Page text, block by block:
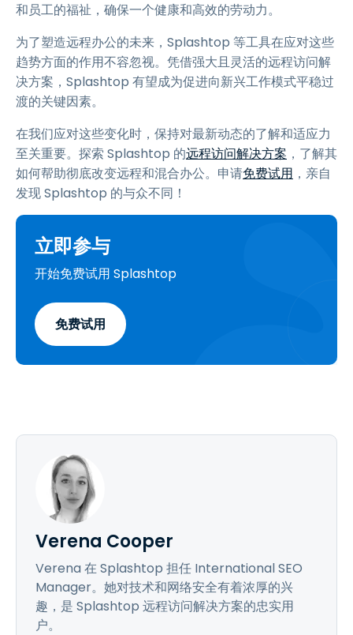
和员工的福祉，确保一个健康和高效的劳动力。
为了塑造远程办公的未来，Splashtop 等工具在应对这些
趋势方面的作用不容忽视。凭借强大且灵活的远程访问解
决方案，Splashtop 有望成为促进向新兴工作模式平稳过
渡的关键因素。
在我们应对这些变化时，保持对最新动态的了解和适应力
至关重要。探索 Splashtop 的远程访问解决方案 ，了解其
如何帮助彻底改变远程和混合办公。申请免费试用 ，亲自
发现 Splashtop 的与众不同！
立即参与
开始免费试用 Splashtop
免费试用
Verena Cooper
Verena 在 Splashtop 担任 International SEO
Manager。她对技术和网络安全有着浓厚的兴
趣，是 Splashtop 远程访问解决方案的忠实用
户。